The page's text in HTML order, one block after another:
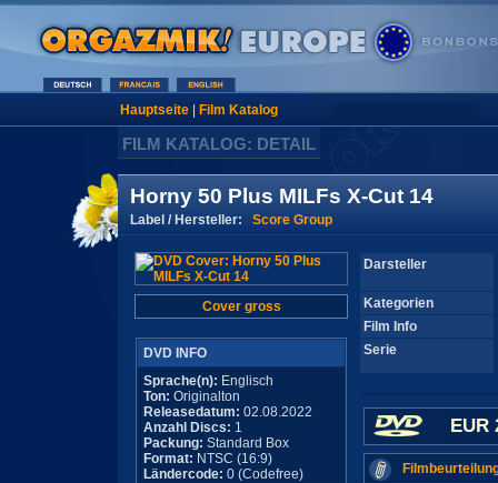
Hauptseite| Film Katalog
FILM KATALOG: DETAIL
Horny 50 Plus MILFs X-Cut 14
Label / Hersteller: Score Group
Cover gross
DVD INFO
Sprache(n): Englisch
Ton: Originalton
Releasedatum: 02.08.2022
Anzahl Discs: 1
Packung: Standard Box
Format: NTSC (16:9)
Ländercode: 0 (Codefree)
Darsteller
Kategorien
Film Info
Serie
EUR